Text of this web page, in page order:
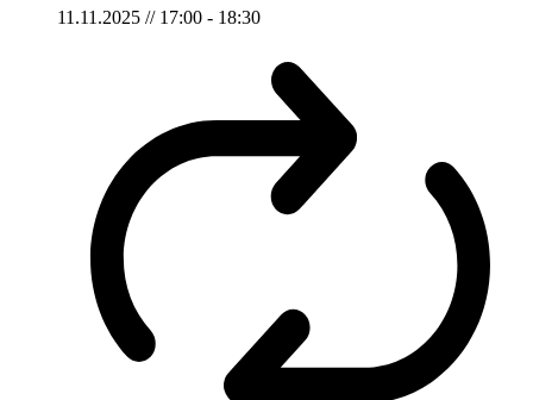
11.11.2025 // 17:00 - 18:30